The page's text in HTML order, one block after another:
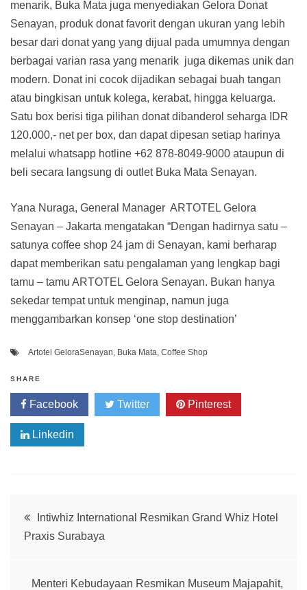
menarik, Buka Mata juga menyediakan Gelora Donat
Senayan, produk donat favorit dengan ukuran yang lebih
besar dari donat yang yang dijual pada umumnya dengan
berbagai varian rasa yang menarik juga dikemas unik dan
modern. Donat ini cocok dijadikan sebagai buah tangan
atau bingkisan untuk kolega, kerabat, hingga keluarga.
Satu box berisi tiga pilihan donat dibanderol seharga IDR
120.000,- net per box, dan dapat dipesan setiap harinya
melalui whatsapp hotline +62 878-8049-9000 ataupun di
beli secara langsung di outlet Buka Mata Senayan.
Yana Nuraga, General Manager ARTOTEL Gelora
Senayan – Jakarta mengatakan “Dengan hadirnya satu –
satunya coffee shop 24 jam di Senayan, kami berharap
dapat memberikan satu pengalaman yang lengkap bagi
tamu – tamu ARTOTEL Gelora Senayan. Bukan hanya
sekedar tempat untuk menginap, namun juga
menggambarkan konsep ‘one stop destination’
Artotel GeloraSenayan, Buka Mata, Coffee Shop
SHARE
Facebook Twitter Pinterest
Linkedin
Post
navigation
Intiwhiz International Resmikan Grand Whiz Hotel
Praxis Surabaya
Menteri Kebudayaan Resmikan Museum Majapahit,